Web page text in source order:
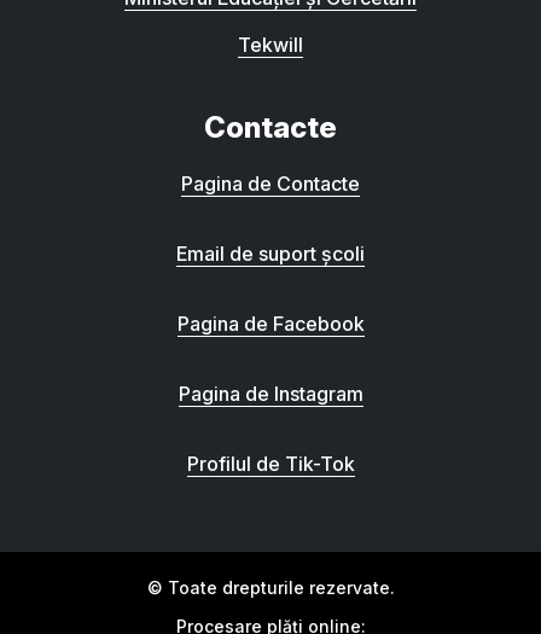
Tekwill
Contacte
Pagina de Contacte
Email de suport școli
Pagina de Facebook
Pagina de Instagram
Profilul de Tik-Tok
© Toate drepturile rezervate.
Procesare plăți online: